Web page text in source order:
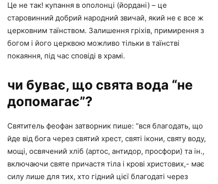
Це не так! купання в ополонці (йордані) – це
старовинний добрий народний звичай, який не є все ж
церковним таїнством. Залишення гріхів, примирення з
богом і його церквою можливо тільки в таїнстві
покаяння, під час сповіді в храмі.
чи буває, що свята вода “не
допомагає”?
Святитель феофан затворник пише: “вся благодать, що
йде від бога через святий хрест, святі ікони, святу воду,
мощі, освячений хліб (артос, антидор, просфори) та ін.,
включаючи святе причастя тіла і крові христових,- має
силу лише для тих, хто гідний цієї благодаті через